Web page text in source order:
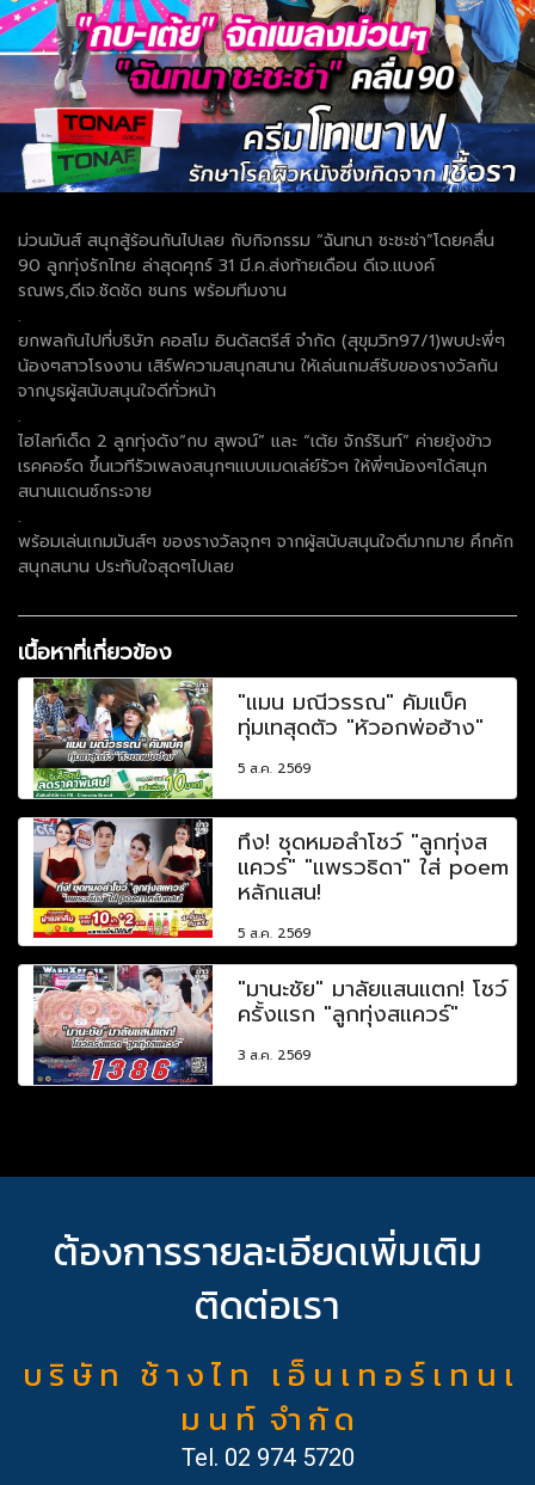
ม่วนมันส์ สนุกสู้ร้อนกันไปเลย กับกิจกรรม “ฉันทนา ชะชะช่า”โดยคลื่น
90 ลูกทุ่งรักไทย ล่าสุดศุกร์ 31 มี.ค.ส่งท้ายเดือน ดีเจ.แบงค์
รณพร,ดีเจ.ชัดชัด ชนกร พร้อมทีมงาน
.
ยกพลกันไปที่บริษัท คอสโม อินดัสตรีส์ จำกัด (สุขุมวิท97/1)พบปะพี่ๆ
น้องๆสาวโรงงาน เสิร์ฟความสนุกสนาน ให้เล่นเกมส์รับของรางวัลกัน
จากบูธผู้สนับสนุนใจดีทั่วหน้า
.
ไฮไลท์เด็ด 2 ลูกทุ่งดัง“กบ สุพจน์” และ “เต้ย จักร์รินท์” ค่ายยุ้งข้าว
เรคคอร์ด ขึ้นเวทีรัวเพลงสนุกๆแบบเมดเล่ย์รัวๆ ให้พี่ๆน้องๆได้สนุก
สนานแดนซ์กระจาย
.
พร้อมเล่นเกมมันส์ๆ ของรางวัลจุกๆ จากผู้สนับสนุนใจดีมากมาย คึกคัก
สนุกสนาน ประทับใจสุดๆไปเลย
เนื้อหาที่เกี่ยวข้อง
"แมน มณีวรรณ" คัมแบ็ค
ทุ่มเทสุดตัว "หัวอกพ่อฮ้าง"
5 ส.ค. 2569
ทึ่ง! ชุดหมอลำโชว์ "ลูกทุ่งส
แควร์" "แพรวธิดา" ใส่ poem
หลักแสน!
5 ส.ค. 2569
"มานะชัย" มาลัยแสนแตก! โชว์
ครั้งแรก "ลูกทุ่งสแควร์"
3 ส.ค. 2569
ต้องการรายละเอียดเพิ่มเติม
ติดต่อเรา
บ ริ ษั ท ช้ า ง ไ ท เ อ็ น เ ท อ ร์ เ ท น เ
ม น ท์ จำ กั ด
Tel. 02 974 5720